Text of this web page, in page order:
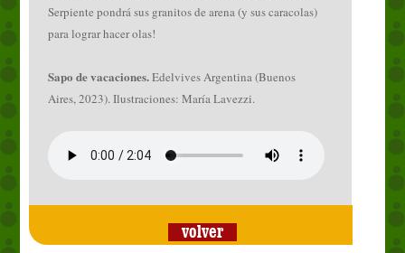
Serpiente pondrá sus granitos de arena (y sus caracolas)
para lograr hacer olas!
Sapo de vacaciones.Edelvives Argentina (Buenos
Aires, 2023). Ilustraciones: María Lavezzi.
volver